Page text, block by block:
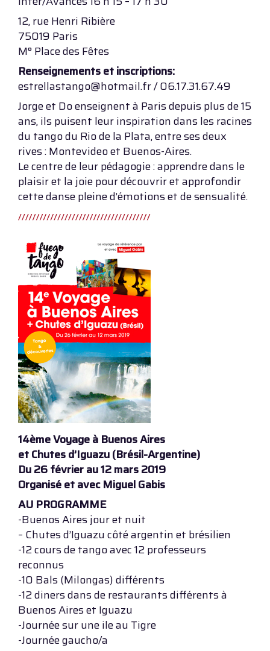
12, rue Henri Ribière
75019 Paris
M° Place des Fêtes
Renseignements et inscriptions:
estrellastango@hotmail.fr / 06.17.31.67.49
Jorge et Do enseignent à Paris depuis plus de 15
ans, ils puisent leur inspiration dans les racines
du tango du Rio de la Plata, entre ses deux
rives : Montevideo et Buenos-Aires.
Le centre de leur pédagogie : apprendre dans le
plaisir et la joie pour découvrir et approfondir
cette danse pleine d’émotions et de sensualité.
14ème Voyage à Buenos Aires
et Chutes d’Iguazu (Brésil-Argentine)
Du 26 février au 12 mars 2019
Organisé et avec Miguel Gabis
AU PROGRAMME
-Buenos Aires jour et nuit
– Chutes d’Iguazu côté argentin et brésilien
-12 cours de tango avec 12 professeurs
reconnus
-10 Bals (Milongas) différents
-12 diners dans de restaurants différents à
Buenos Aires et Iguazu
-Journée sur une ile au Tigre
-Journée gaucho/a